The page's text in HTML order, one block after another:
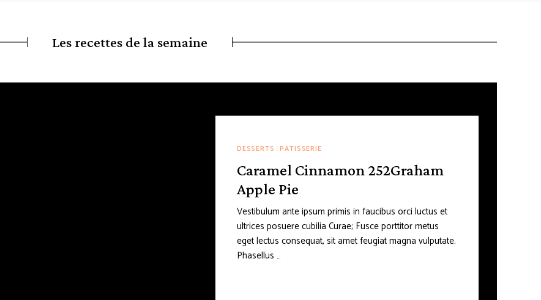
Les recettes de la semaine
DESSERTS PATISSERIE
Caramel Cinnamon 252Graham
Apple Pie
Vestibulum ante ipsum primis in faucibus orci luctus et
ultrices posuere cubilia Curae; Fusce porttitor metus
eget lectus consequat, sit amet feugiat magna vulputate.
Phasellus …